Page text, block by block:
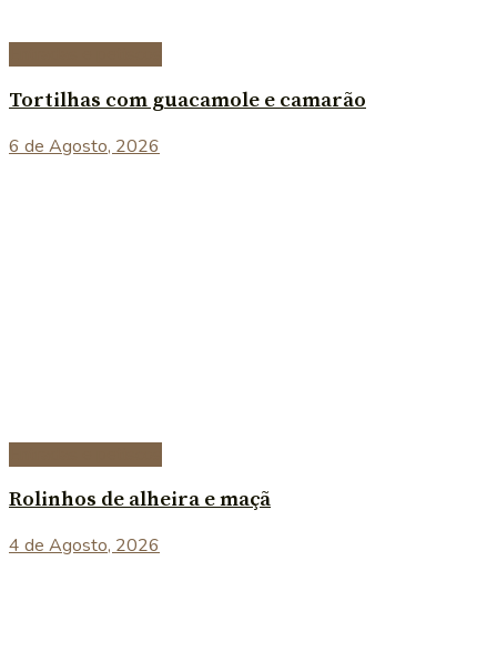
Tortilhas com guacamole e camarão
6 de Agosto, 2026
Rolinhos de alheira e maçã
4 de Agosto, 2026